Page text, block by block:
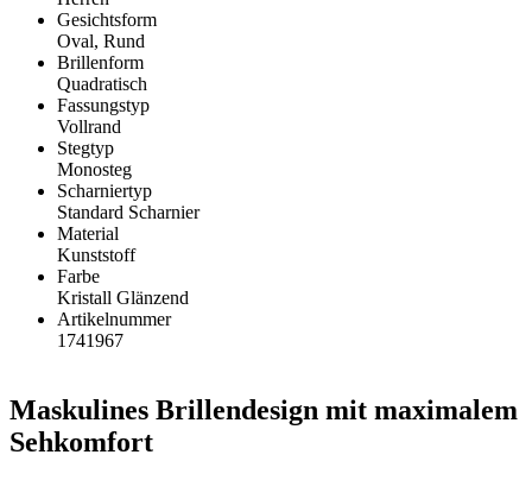
Gesichtsform
Oval, Rund
Brillenform
Quadratisch
Fassungstyp
Vollrand
Stegtyp
Monosteg
Scharniertyp
Standard Scharnier
Material
Kunststoff
Farbe
Kristall Glänzend
Artikelnummer
1741967
Maskulines Brillendesign mit maximalem
Sehkomfort